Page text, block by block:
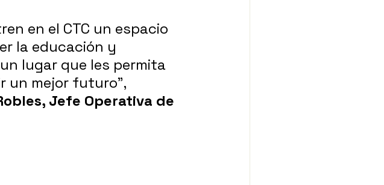
en el CTC un espacio
la educación y
lugar que les permita
un mejor futuro”,
Jefe Operativa de